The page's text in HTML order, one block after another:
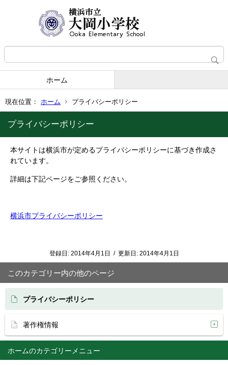
ホーム
現在位置： ホーム プライバシーポリシー
ホーム
プライバシーポリシー
本サイトは横浜市が定めるプライバシーポリシーに基づき作成さ
れています。
詳細は下記ページをご参照ください。
横浜市プライバシーポリシー
登録日: 2014年4月1日 / 更新日: 2014年4月1日
このカテゴリー内の他のページ
プライバシーポリシー
著作権情報